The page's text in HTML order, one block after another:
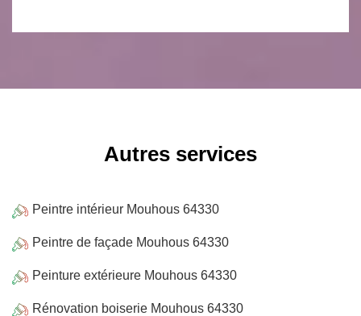
Autres services
Peintre intérieur Mouhous 64330
Peintre de façade Mouhous 64330
Peinture extérieure Mouhous 64330
Rénovation boiserie Mouhous 64330